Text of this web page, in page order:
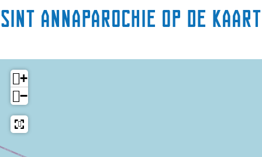
Sint Annaparochie op de kaart
+
−